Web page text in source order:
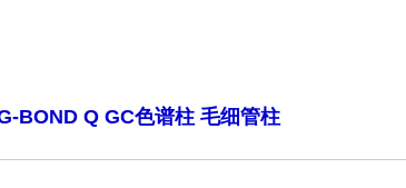
BOND Q GC色谱柱 毛细管柱